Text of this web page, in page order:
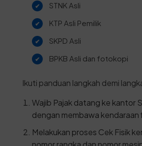
STNK Asli
KTP Asli Pemilik
SKPD Asli
BPKB Asli dan fotokopi
Ikuti panduan langkah demi
Wajib Pajak datang ke kantor
dengan membawa kendaraan
Melakukan proses Cek Fisik